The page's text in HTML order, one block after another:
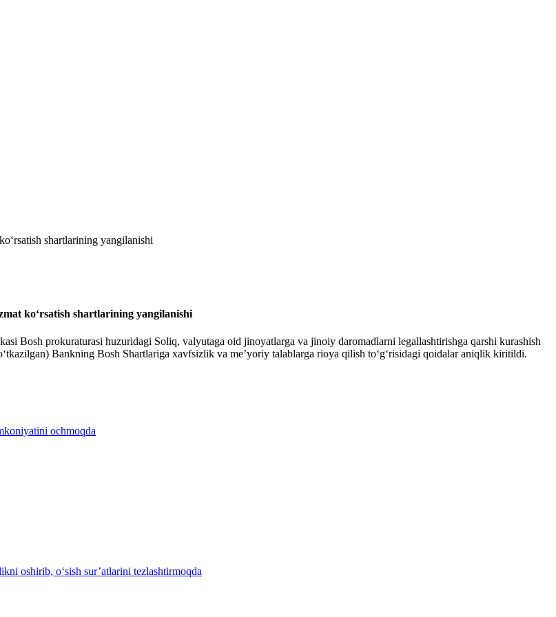
shartlarining yangilanishi
ko‘rsatish shartlarining yangilanishi
Bosh prokuraturasi huzuridagi Soliq, valyutaga oid jinoyatlarga va jinoiy daromadlarni legallashtirishga qarshi kurashish
Bankning Bosh Shartlariga xavfsizlik va me’yoriy talablarga rioya qilish to‘g‘risidagi qoidalar aniqlik kiritildi.
ochmoqda
oshirib, o‘sish sur’atlarini tezlashtirmoqda